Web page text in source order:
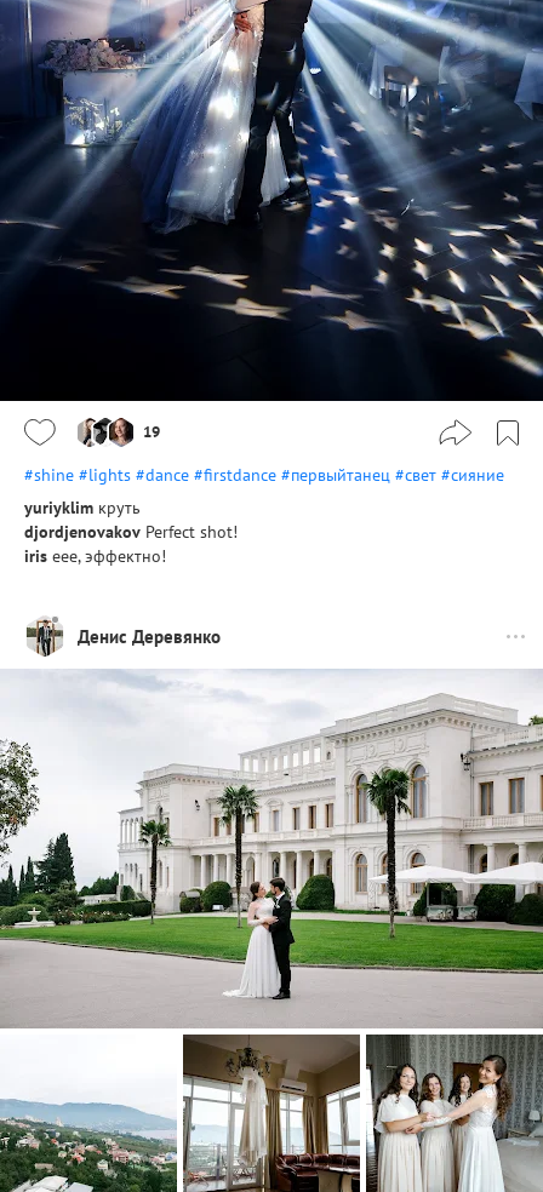
19
#shine #lights #dance #firstdance #первыйтанец #свет #сияние
yuriyklim круть
djordjenovakov Perfect shot!
iris еее, эффектно!
Денис Деревянко